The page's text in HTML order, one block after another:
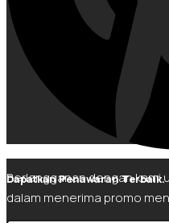
Dapatkan Penawaran Terbaik.
Berlangganan dengan kami
dalam menerima promo